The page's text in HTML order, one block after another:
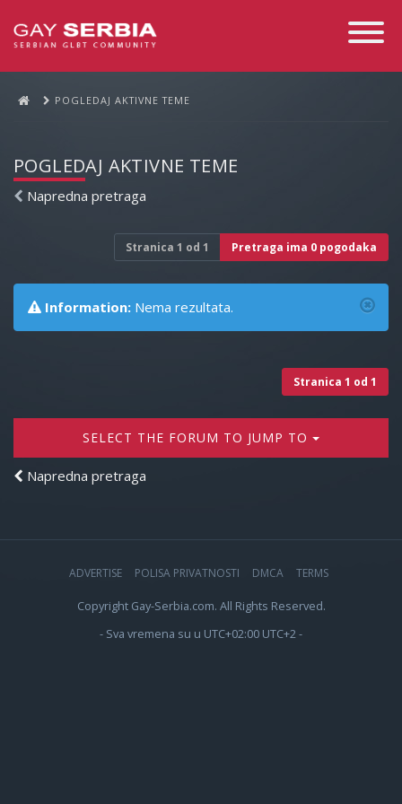
Toggle
POGLEDAJ AKTIVNE TEME
POGLEDAJ AKTIVNE TEME
Napredna pretraga
Stranica 1 od 1 Pretraga ima 0 pogodaka
Information: Nema rezultata.
Stranica 1 od 1
SELECT THE FORUM TO JUMP TO
Napredna pretraga
ADVERTISE POLISA PRIVATNOSTI DMCA TERMS
Copyright Gay-Serbia.com. All Rights Reserved.
- Sva vremena su u UTC+02:00 UTC+2 -